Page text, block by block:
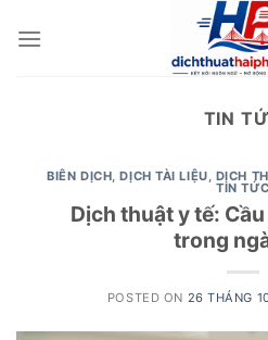
TIN
BIÊN DỊCH,DỊCH TÀI LIỆU, DỊCH
TIN TỨC
Dịch thuật y tế:
trong
POSTED ON 26 THÁNG